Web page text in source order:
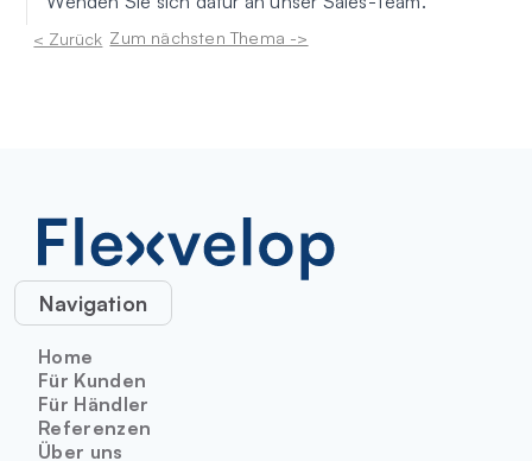
Zum nächsten Thema ->
Navigation
Home
Für Kunden
Für Händler
Referenzen
Über uns